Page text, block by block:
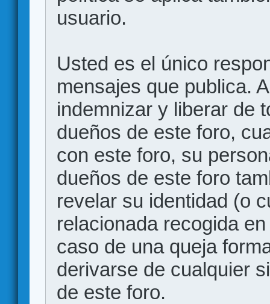
usuario.
Usted es el único
mensajes que publica.
indemnizar y liberar de
dueños de este foro,
con este foro, su
dueños de este foro
revelar su identidad (o
relacionada recogida
caso de una queja
derivarse de cualquier
de este foro.